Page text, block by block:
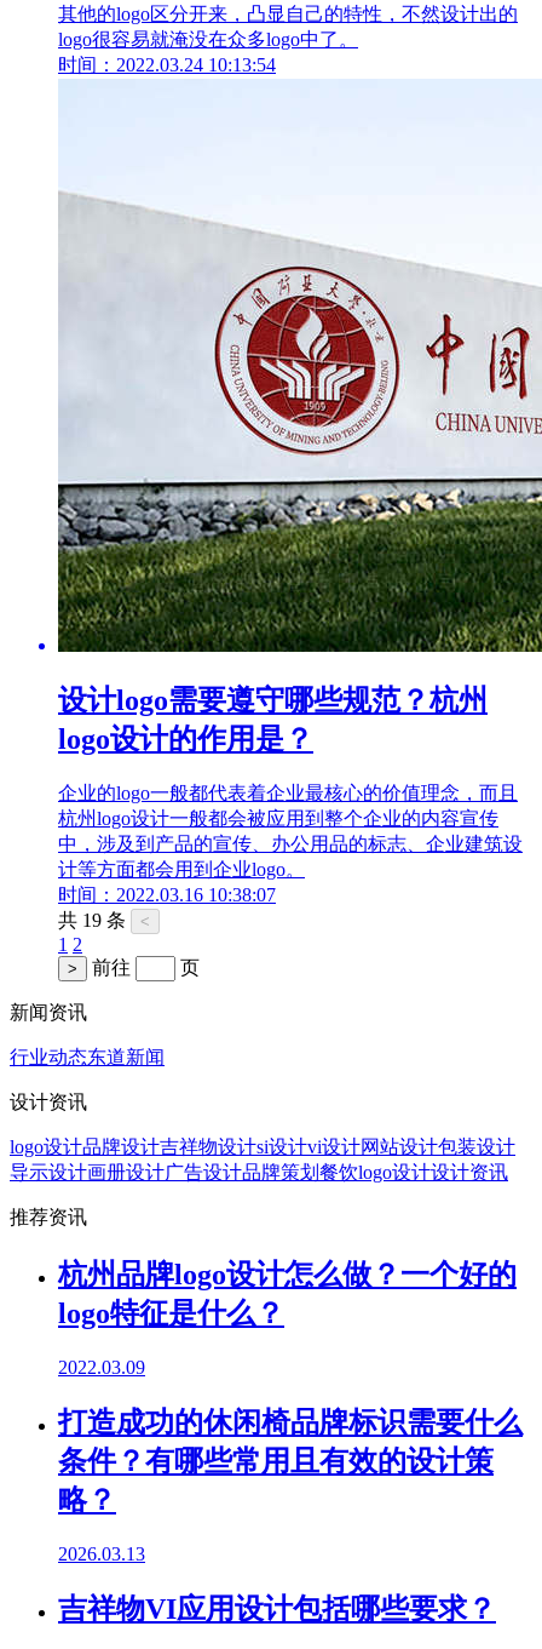
其他的logo区分开来，凸显自己的特性，不然设计出的
logo很容易就淹没在众多logo中了。
时间：2022.03.24 10:13:54
设计logo需要遵守哪些规范？杭州
logo设计的作用是？
企业的logo一般都代表着企业最核心的价值理念，而且
杭州logo设计一般都会被应用到整个企业的内容宣传
中，涉及到产品的宣传、办公用品的标志、企业建筑设
计等方面都会用到企业logo。
时间：2022.03.16 10:38:07
共 19 条
<
1 2
> 前往 页
新闻资讯
行业动态东道新闻
设计资讯
logo设计品牌设计吉祥物设计si设计vi设计网站设计包装设计
导示设计画册设计广告设计品牌策划 餐饮logo设计设计资讯
推荐资讯
杭州品牌logo设计怎么做？一个好的
logo特征是什么？
2022.03.09
打造成功的休闲椅品牌标识需要什么
条件？有哪些常用且有效的设计策
略？
2026.03.13
吉祥物VI应用设计包括哪些要求？